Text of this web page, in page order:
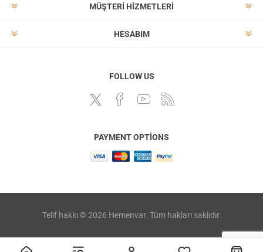
MÜŞTERI HIZMETLERI
HESABIM
FOLLOW US
PAYMENT OPTIONS
Telif hakkı © 2026 Hemenvar. Tüm hakları saklıdır.